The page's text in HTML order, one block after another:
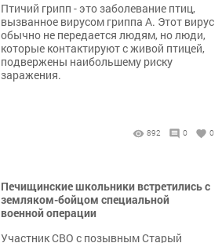
Птичий грипп - это заболевание птиц,
вызванное вирусом гриппа А. Этот вирус
обычно не передается людям, но люди,
которые контактируют с живой птицей,
подвержены наибольшему риску
заражения.
892 0 0
Печищинские школьники встретились с
земляком-бойцом специальной
военной операции
Участник СВО с позывным Старый